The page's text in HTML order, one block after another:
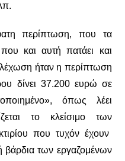
περίπτωση, που τα
που και αυτή πατάει και
ήταν η περίπτωση
δίνει 37.200 ευρώ σε
όπως λέει
το κλείσιμο των
που τυχόν έχουν
βάρδια των εργαζομένων